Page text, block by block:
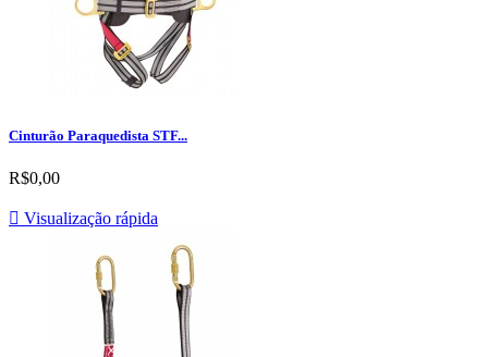
Cinturão Paraquedista STF...
R$0,00
 Visualização rápida